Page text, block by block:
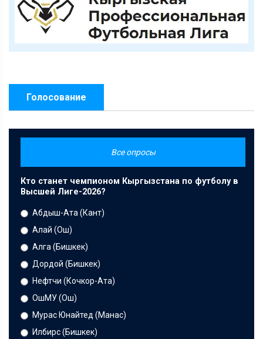
Голосование
Все опросы
Кто станет чемпионом Кыргызстана по футболу в
Высшей Лиге-2026?
Абдыш-Ата (Кант)
Алай (Ош)
Алга (Бишкек)
Дордой (Бишкек)
Нефтчи (Кочкор-Ата)
ОшМУ (Ош)
Мурас Юнайтед (Манас)
Илбирс (Бишкек)